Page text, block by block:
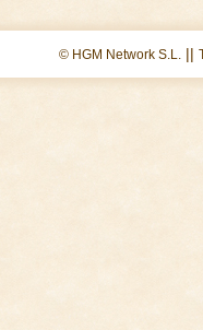
© HGM Network S.L. ||